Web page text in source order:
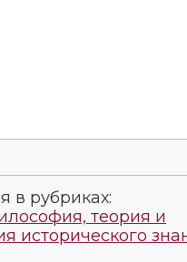
в рубриках:
теория и
исторического